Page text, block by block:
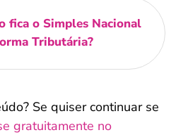
fica o Simples Nacional
Tributária?
Se quiser continuar se
gratuitamente no